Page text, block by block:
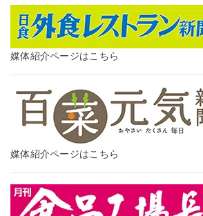
媒体紹介ページはこちら
媒体紹介ページはこちら